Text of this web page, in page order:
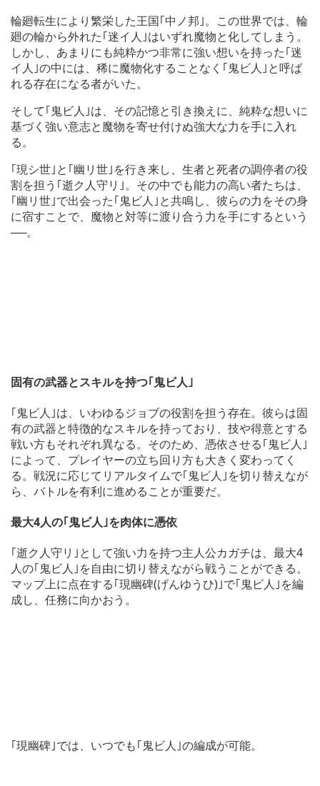
輪廻転生により繁栄した王国｢中ノ邦｣。この世界では、輪
廻の輪から外れた｢迷イ人｣はいずれ魔物と化してしまう。
しかし、あまりにも純粋かつ非常に強い想いを持った｢迷
イ人｣の中には、稀に魔物化することなく｢鬼ビ人｣と呼ば
れる存在になる者がいた。
そして｢鬼ビ人｣は、その記憶と引き換えに、純粋な想いに
基づく強い意志と魔物を寄せ付けぬ強大な力を手に入れ
る。
｢現シ世｣と｢幽リ世｣を行き来し、生者と死者の調停者の役
割を担う｢逝ク人守リ｣。その中でも能力の高い者たちは、
｢幽リ世｣で出会った｢鬼ビ人｣と共鳴し、彼らの力をその身
に宿すことで、魔物と対等に渡り合う力を手にするという
──。
固有の武器とスキルを持つ｢鬼ビ人｣
｢鬼ビ人｣は、いわゆるジョブの役割を担う存在。彼らは固
有の武器と特徴的なスキルを持っており、技や得意とする
戦い方もそれぞれ異なる。そのため、憑依させる｢鬼ビ人｣
によって、プレイヤーの立ち回り方も大きく変わってく
る。戦況に応じてリアルタイムで｢鬼ビ人｣を切り替えなが
ら、バトルを有利に進めることが重要だ。
最大4人の｢鬼ビ人｣を肉体に憑依
｢逝ク人守リ｣として強い力を持つ主人公カガチは、最大4
人の｢鬼ビ人｣を自由に切り替えながら戦うことができる。
マップ上に点在する｢現幽碑(げんゆうひ)｣で｢鬼ビ人｣を編
成し、任務に向かおう。
｢現幽碑｣では、いつでも｢鬼ビ人｣の編成が可能。